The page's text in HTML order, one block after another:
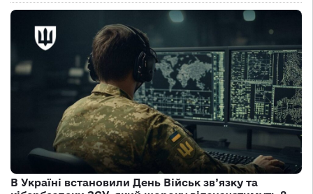
В Україні встановили День Військ зв’язку та